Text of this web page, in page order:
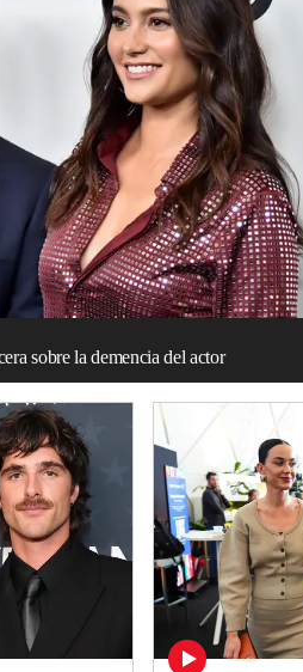
sobre la demencia del actor